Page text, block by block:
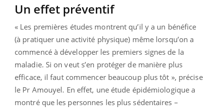
Un effet préventif
« Les premières études montrent qu’il y a un bénéfice
(à pratiquer une activité physique) même lorsqu’on a
commencé à développer les premiers signes de la
maladie. Si on veut s’en protéger de manière plus
efficace, il faut commencer beaucoup plus tôt », précise
le Pr Amouyel. En effet, une étude épidémiologique a
montré que les personnes les plus sédentaires –